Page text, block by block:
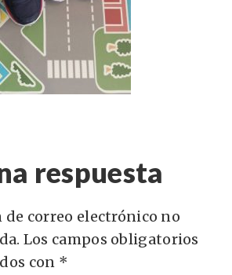
respuesta
de correo electrónico no
Los campos obligatorios
con *